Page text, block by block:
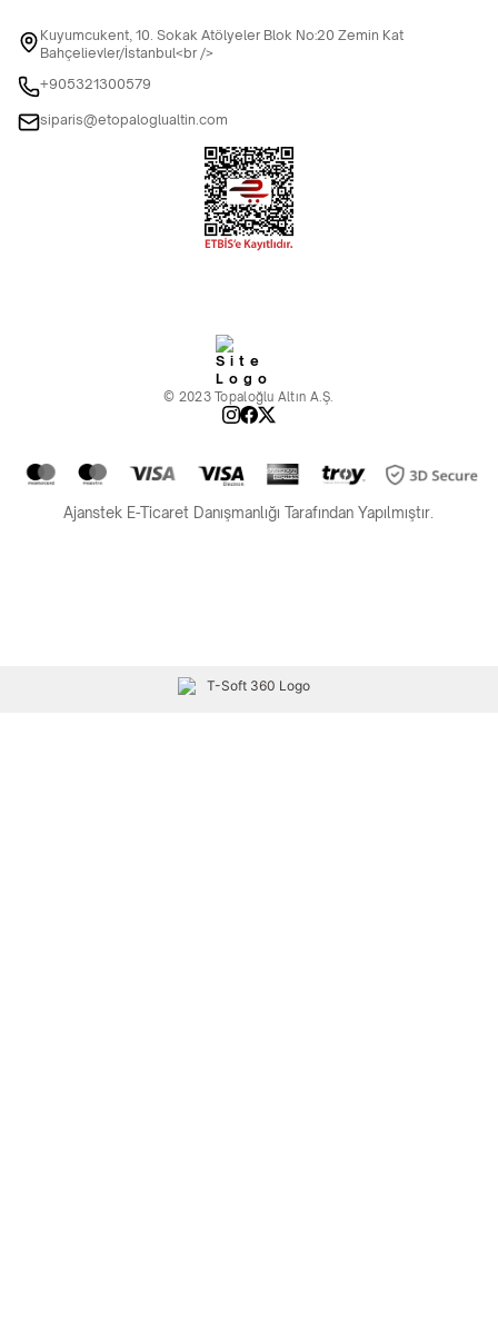
Kuyumcukent, 10. Sokak Atölyeler Blok No:20 Zemin Kat
Bahçelievler/İstanbul<br />
+905321300579
siparis@etopaloglualtin.com
© 2023 Topaloğlu Altın A.Ş.
Ajanstek E-Ticaret Danışmanlığı Tarafından Yapılmıştır.